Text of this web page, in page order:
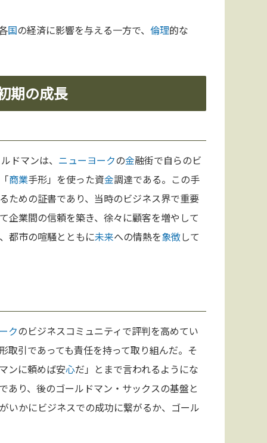
国の経済に影響を与える一方で、倫理的な
期の成長
ドマンは、 ニューヨークの金融街で自らのビ
商業手形」を使った資金調達である。この手
ための証書であり、当時のビジネス界で重要
企業間の信頼を築き、徐々に顧客を増やして
都市の喧騒とともに未来への情熱を象徴して
クのビジネスコミュニティで評判を高めてい
取引であっても責任を持って取り組んだ。そ
ンに頼めば安心だ」とまで言われるようにな
あり、後のゴールドマン・サックスの基盤と
いかにビジネスでの成功に繋がるか、ゴール